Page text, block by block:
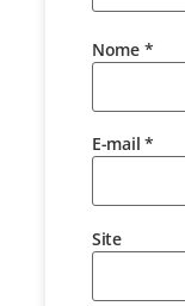
Nome *
E-mail *
Site